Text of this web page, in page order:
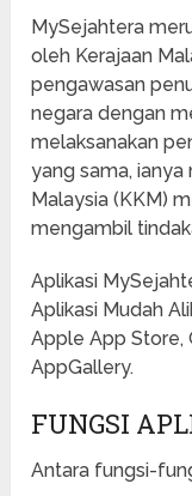
MySejahtera
oleh Kerajaan
pengawasan
negara dengan
melaksanakan
yang sama,
Malaysia (KKM)
mengambil
Aplikasi
Aplikasi Mudah
Apple App Store,
AppGallery.
FUNGSI
Antara fungsi-